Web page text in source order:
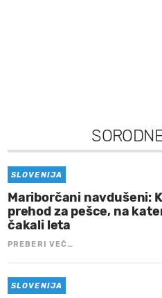
SLOVENIJA
Mariborčani navdušeni:
prehod za pešce, na
čakali leta
PREBERI VEČ…
SLOVENIJA